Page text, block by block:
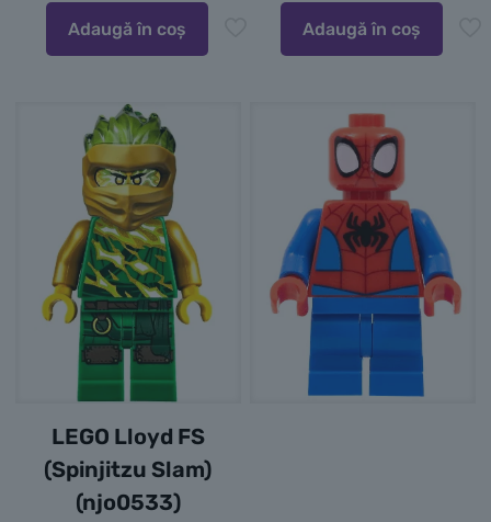
Adaugă în coș Adaugă în coș
LEGO Lloyd FS
(Spinjitzu Slam)
(njo0533)